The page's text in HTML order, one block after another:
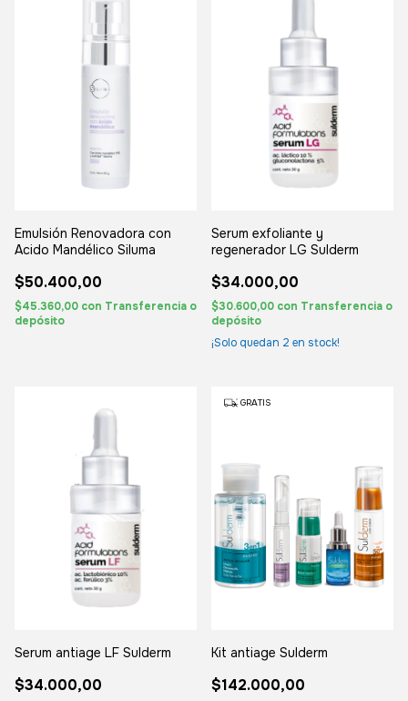
Emulsión Renovadora con
Acido Mandélico Siluma
$50.400,00
$45.360,00 con Transferencia o
depósito
Serum exfoliante y
regenerador LG Sulderm
$34.000,00
$30.600,00 con Transferencia o
depósito
¡Solo quedan 2 en stock!
Serum antiage LF Sulderm
$34.000,00
GRATIS
Kit antiage Sulderm
$142.000,00